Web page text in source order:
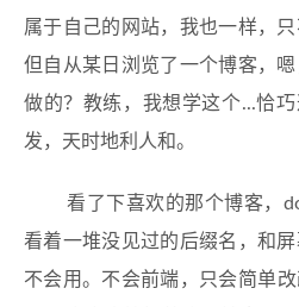
属于自己的网站，我也一样，
但自从某日浏览了一个博客，
做的？教练，我想学这个...恰
发，天时地利人和。
看了下喜欢的那个博客，
看着一堆没见过的后缀名，和屏
不会用。不会前端，只会简单